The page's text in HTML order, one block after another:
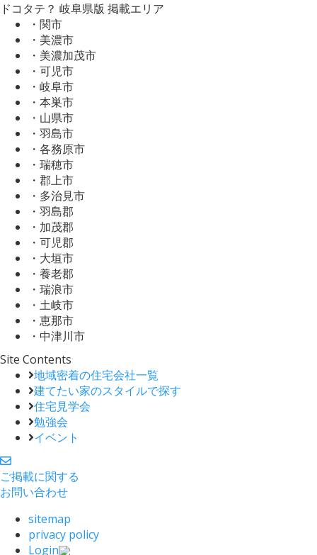
ドコタテ？ 岐阜県版 掲載エリア
・関市
・美濃市
・美濃加茂市
・可児市
・岐阜市
・本巣市
・山県市
・羽島市
・各務原市
・瑞穂市
・郡上市
・多治見市
・羽島郡
・加茂郡
・可児郡
・大垣市
・養老郡
・瑞浪市
・土岐市
・恵那市
・中津川市
Site Contents
地域密着の住宅会社一覧
建てたい家のスタイルで探す
住宅見学会
勉強会
イベント
ご掲載に関する
お問い合わせ
sitemap
privacy policy
Login